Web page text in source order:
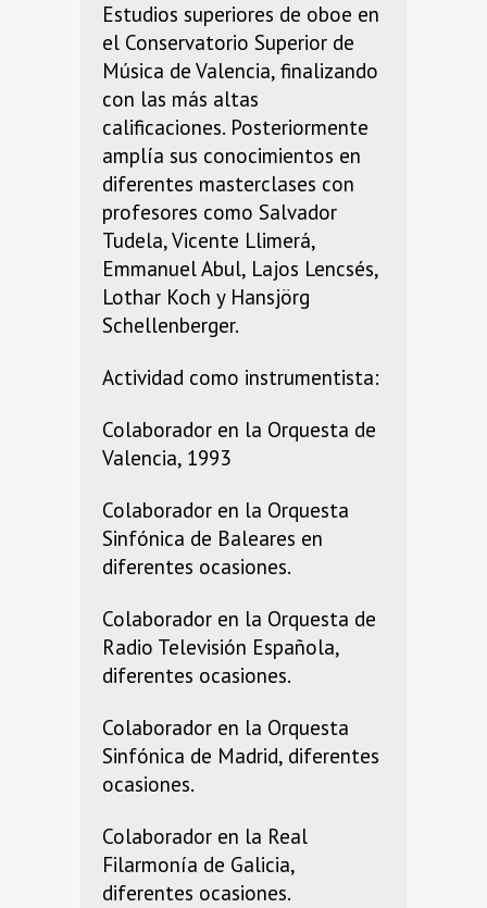
Estudios superiores de oboe en
el Conservatorio Superior de
Música de Valencia, finalizando
con las más altas
calificaciones. Posteriormente
amplía sus conocimientos en
diferentes masterclases con
profesores como Salvador
Tudela, Vicente Llimerá,
Emmanuel Abul, Lajos Lencsés,
Lothar Koch y Hansjörg
Schellenberger.
Actividad como instrumentista:
Colaborador en la Orquesta de
Valencia, 1993
Colaborador en la Orquesta
Sinfónica de Baleares en
diferentes ocasiones.
Colaborador en la Orquesta de
Radio Televisión Española,
diferentes ocasiones.
Colaborador en la Orquesta
Sinfónica de Madrid, diferentes
ocasiones.
Colaborador en la Real
Filarmonía de Galicia,
diferentes ocasiones.